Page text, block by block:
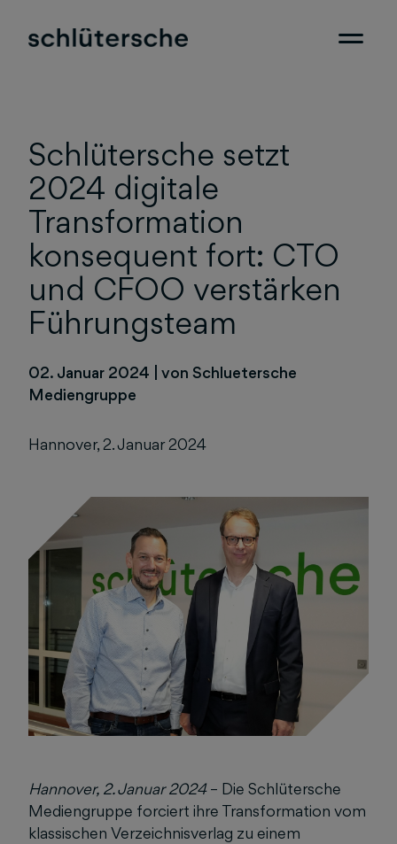
Schlütersche setzt
2024 digitale
Transformation
konsequent fort: CTO
und CFOO verstärken
Führungsteam
02. Januar 2024
von Schluetersche
Mediengruppe
Hannover, 2. Januar 2024
Hannover, 2. Januar 2024– Die Schlütersche
Mediengruppe forciert ihre Transformation vom
klassischen Verzeichnisverlag zu einem